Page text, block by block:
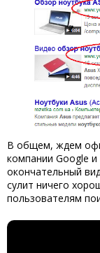
В общем, ждем
компании Google
окончательный
сулит ничего
пользователям